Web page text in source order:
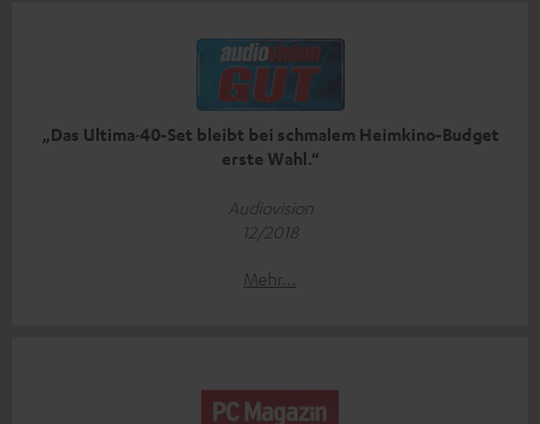
„Das Ultima·40-Set bleibt bei schmalem Heimkino-Budget
erste Wahl.“
Audiovision
12/2018
Mehr...